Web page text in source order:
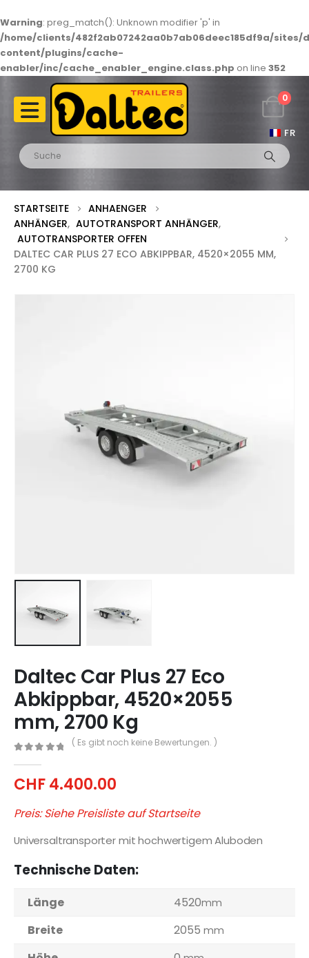
Warning: preg_match(): Unknown modifier 'p' in
/home/clients/482f2ab07242aa0b7ab06deec185df9a/
content/plugins/cache-
enabler/inc/cache_enabler_engine.class.php on line 352
FR
0
STARTSEITE
ANHAENGER
ANHÄNGER, AUTOTRANSPORT ANHÄNGER,
AUTOTRANSPORTER OFFEN
DALTEC CAR PLUS 27 ECO ABKIPPBAR, 4520×2055 MM,
2700 KG
Daltec Car Plus 27 Eco
Abkippbar, 4520×2055
mm, 2700 Kg
( Es gibt noch keine Bewertungen. )
CHF4.400.00
Preis: Siehe Preisliste auf Startseite
Universaltransporter mit hochwertigem Aluboden
Technische Daten:
Länge 4520mm
Breite 2055 mm